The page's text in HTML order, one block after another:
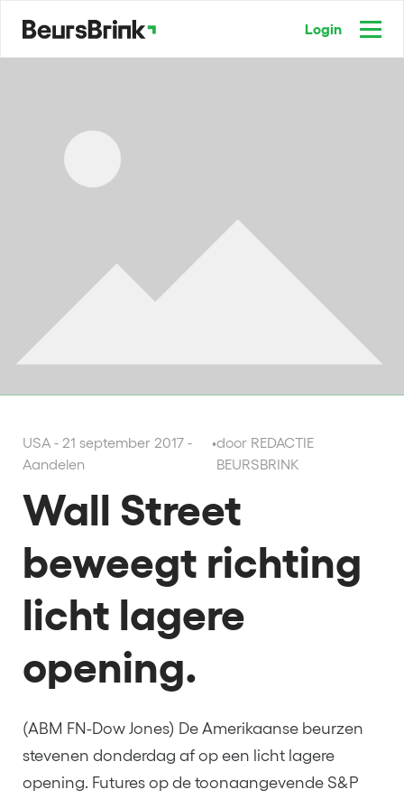
Login
USA - 21 september 2017 -
Aandelen
•door REDACTIE
BEURSBRINK
Wall Street
beweegt richting
licht lagere
opening.
(ABM FN-Dow Jones) De Amerikaanse beurzen
stevenen donderdag af op een licht lagere
opening. Futures op de toonaangevende S&P